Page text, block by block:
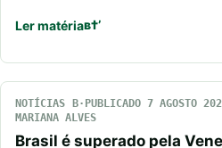
Ler matéria
NOTÍCIAS PUBLICADO 7 AGOSTO
MARIANA ALVES
Brasil é superado pela